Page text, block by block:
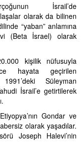
İsrail’de
olarak da bilinen
“yaban” anlamına
(Beta İsrael) olarak
kişilik nüfusuyla
hayata geçirilen
Süleyman
İsrail’e getirtilerek
Gondar ve
olarak yaşadılar.
Joseph Halevi’nin